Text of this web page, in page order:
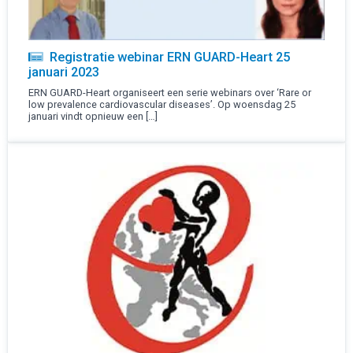
Registratie webinar ERN GUARD-Heart 25
januari 2023
ERN GUARD-Heart organiseert een serie webinars over ‘Rare or
low prevalence cardiovascular diseases’. Op woensdag 25
januari vindt opnieuw een […]